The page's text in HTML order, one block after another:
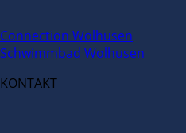
Connection Wolhusen
Schwimmbad Wolhusen
KONTAKT